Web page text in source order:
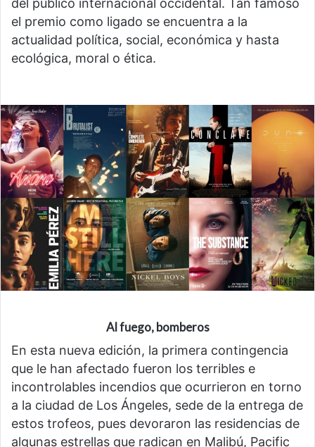
del público internacional occidental. Tan famoso
el premio como ligado se encuentra a la
actualidad política, social, económica y hasta
ecológica, moral o ética.
Al fuego, bomberos
En esta nueva edición, la primera contingencia
que le han afectado fueron los terribles e
incontrolables incendios que ocurrieron en torno
a la ciudad de Los Ángeles, sede de la entrega de
estos trofeos, pues devoraron las residencias de
algunas estrellas que radican en Malibú, Pacific